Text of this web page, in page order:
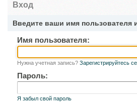
Вход
Введите ваши имя пользователя
Имя пользователя:
Нужна учетная запись? Зарегистрируйтесь
Пароль:
Я забыл свой пароль